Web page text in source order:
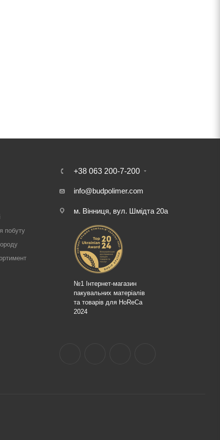
побуту
+38 063 200-7-200
info@budpolimer.com
м. Вінниця, вул. Шмідта 20а
№1 Інтернет-магазин
пакувальних матеріалів
та товарів для HoReCa
2024